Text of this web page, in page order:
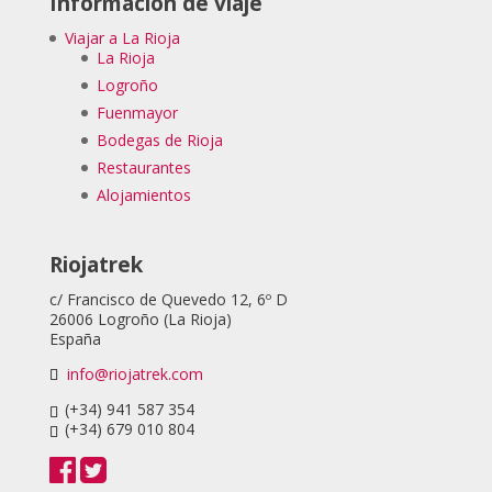
Viajar a La Rioja
La Rioja
Logroño
Fuenmayor
Bodegas de Rioja
Restaurantes
Alojamientos
Riojatrek
c/ Francisco de Quevedo 12, 6º D
26006 Logroño (La Rioja)
España
info@riojatrek.com
(+34) 941 587 354
(+34) 679 010 804